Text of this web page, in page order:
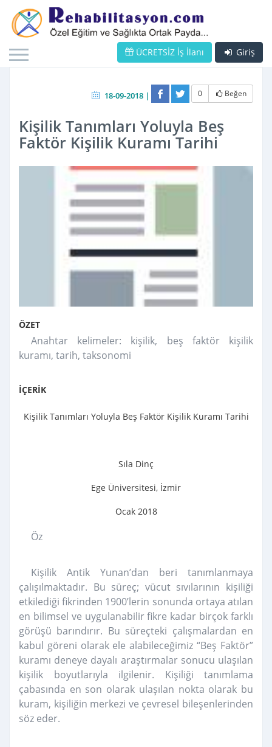
Giriş
ÜCRETSİZ İş İlanı
18-09-2018 | 0 Beğen
Kişilik Tanımları Yoluyla Beş
Faktör Kişilik Kuramı Tarihi
ÖZET
Anahtar kelimeler: kişilik, beş faktör kişilik
kuramı, tarih, taksonomi
İÇERİK
Kişilik Tanımları Yoluyla Beş Faktör Kişilik Kuramı Tarihi
Sıla Dinç
Ege Üniversitesi, İzmir
Ocak 2018
Öz
Kişilik Antik Yunan’dan beri tanımlanmaya
çalışılmaktadır. Bu süreç; vücut sıvılarının kişiliği
etkilediği fikrinden 1900’lerin sonunda ortaya atılan
en bilimsel ve uygulanabilir fikre kadar birçok farklı
görüşü barındırır. Bu süreçteki çalışmalardan en
kabul göreni olarak ele alabileceğimiz “Beş Faktör”
kuramı deneye dayalı araştırmalar sonucu ulaşılan
kişilik boyutlarıyla ilgilenir. Kişiliği tanımlama
çabasında en son olarak ulaşılan nokta olarak bu
kuram, kişiliğin merkezi ve çevresel bileşenlerinden
söz eder.